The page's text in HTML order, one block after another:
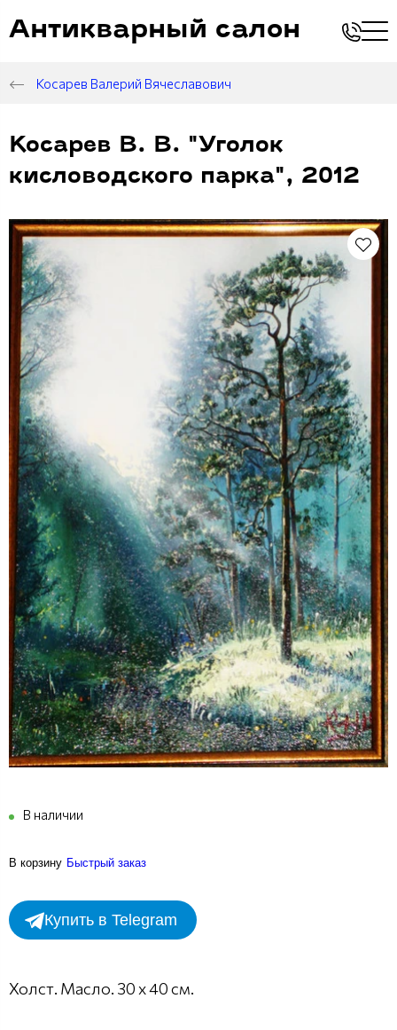
Антикварный салон
Косарев Валерий Вячеславович
Косарев В. В. "Уголок
кисловодского парка", 2012
В наличии
В корзину Быстрый заказ
Купить в Telegram
Холст. Масло. 30 х 40 см.